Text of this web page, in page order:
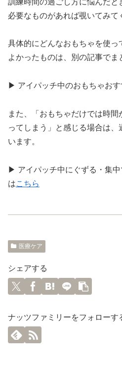
必要なものがあれば覗いてみて
具体的にどんなおもちゃを使
よかったものは、別の記事でま
▶︎ アイパッチ中のおもちゃお
また、「おもちゃだけでは時
ってしまう」と感じる場合は、
います。
▶︎ アイパッチ中にぐずる・集
はこちら
医療ケア
シェアする
ナッツファミリーをフォローす